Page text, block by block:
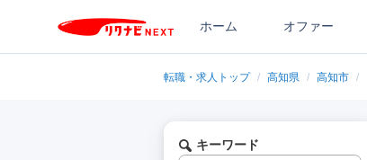
ホーム オファー
転職・求人トップ / 高知県 / 高知市 /
キーワード